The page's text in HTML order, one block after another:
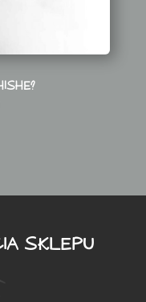
SKLEPU